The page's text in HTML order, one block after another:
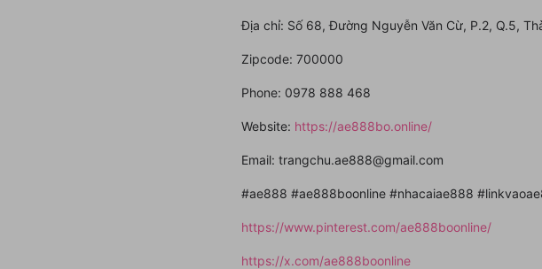
Địa chỉ: Số 68, Đường Nguyễn Văn Cừ, P.2, Q.5,
Zipcode: 700000
Phone: 0978 888 468
Website: https://ae888bo.online/
Email: trangchu.ae888@gmail.com
#ae888 #ae888boonline #nhacaiae888
https://www.pinterest.com/ae888boonline/
https://x.com/ae888boonline